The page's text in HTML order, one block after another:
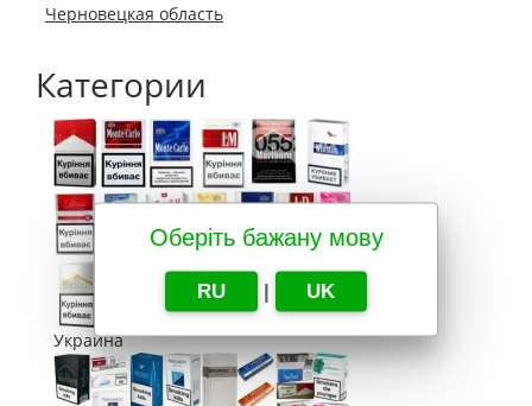
Оберіть бажану мову
RU | UK
Черновецкая область
Категории
Украина